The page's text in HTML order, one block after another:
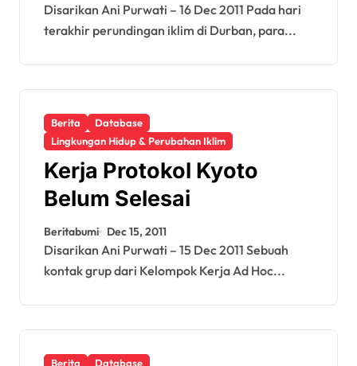
Disarikan Ani Purwati – 16 Dec 2011 Pada hari
terakhir perundingan iklim di Durban, para...
Berita
Database
Lingkungan Hidup & Perubahan Iklim
Kerja Protokol Kyoto
Belum Selesai
Beritabumi Dec 15, 2011
Disarikan Ani Purwati – 15 Dec 2011 Sebuah
kontak grup dari Kelompok Kerja Ad Hoc...
Berita
Database